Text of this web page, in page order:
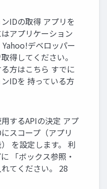
IDの取得 アプリを
アプリケーション
デベロッパー
得してください。
方はこちら すでに
IDを 持っている方
するAPIの決定 アプ
スコープ（アプリ
を設定します。 利
「ボックス参照・
てください。 28